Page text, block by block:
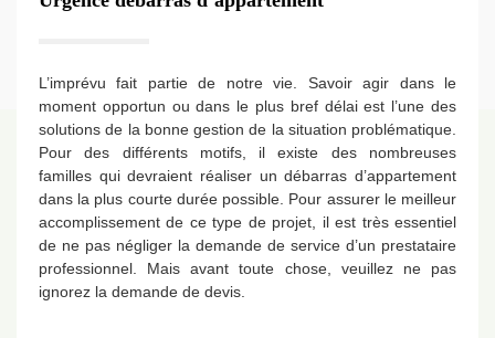
L’imprévu fait partie de notre vie. Savoir agir dans le
moment opportun ou dans le plus bref délai est l’une des
solutions de la bonne gestion de la situation problématique.
Pour des différents motifs, il existe des nombreuses
familles qui devraient réaliser un débarras d’appartement
dans la plus courte durée possible. Pour assurer le meilleur
accomplissement de ce type de projet, il est très essentiel
de ne pas négliger la demande de service d’un prestataire
professionnel. Mais avant toute chose, veuillez ne pas
ignorez la demande de devis.